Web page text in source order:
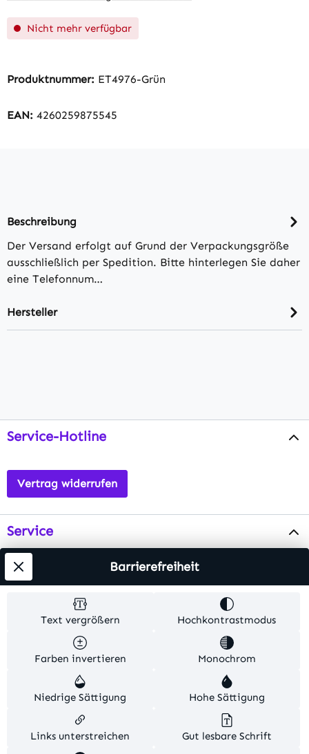
Nicht mehr verfügbar
Produktnummer: ET4976-Grün
EAN: 4260259875545
Beschreibung
Der Versand erfolgt auf Grund der Verpackungsgröße
ausschließlich per Spedition. Bitte hinterlegen Sie daher
eine Telefonnum…
Hersteller
Service-Hotline
Vertrag widerrufen
Service
Info
Alle Preise inkl. gesetzl. Mehrwertsteuer zzgl.
Versandkosten . Alle Artikelangaben sind
Herstellerangaben und ohne Gewähr.
© 2026 MKV24 – Alle Rechte vorbehalten. Theme by
TC-Innovations
Text vergrößern Hochkontrastmodus
Farben invertieren Monochrom
Niedrige Sättigung Hohe Sättigung
Links unterstreichen Gut lesbare Schrift
Barrierefreiheit